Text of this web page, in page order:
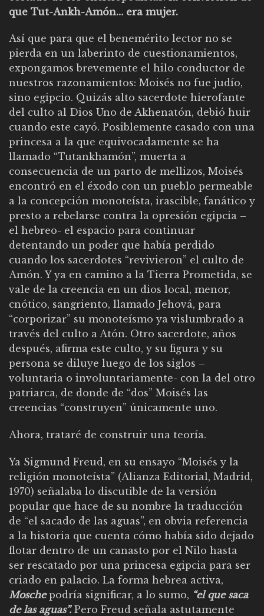
que Tut-Ankh-Amón… era mujer.
Así que para que el benemérito lector no se
pierda en un laberinto de cuestionamientos,
expongamos brevemente el hilo conductor de
nuestros razonamientos: Moisés no fue judío,
sino egipcio. Quizás alto sacerdote hierofante
del culto al Dios Uno de Akhenatón, debió huir
cuando este cayó. Posiblemente casado con una
princesa a la que equivocadamente se ha
llamado “Tutankhamón”, muerta a
consecuencia de un parto de mellizos, Moisés
encontró en el éxodo con un pueblo permeable
a la concepción monoteísta, irascible, fanático y
presto a rebelarse contra la opresión egipcia –
el hebreo- el espacio para continuar
detentando un poder que había perdido
cuando los sacerdotes “revivieron” el culto de
Amón. Y ya en camino a la Tierra Prometida, se
vale de la creencia en un dios local, menor,
cnótico, sangriento, llamado Jehová, para
“corporizar” su monoteísmo ya vislumbrado a
través del culto a Atón. Otro sacerdote, años
después, afirma este culto, y su figura y su
persona se diluye luego de los siglos –
voluntaria o involuntariamente- con la del otro
patriarca, de donde de “dos” Moisés las
creencias “construyen” únicamente uno.
Ahora, trataré de construir una teoría.
Ya Sigmund Freud, en su ensayo “Moisés y la
religión monoteísta” (Alianza Editorial, Madrid,
1970) señalaba lo discutible de la versión
popular que hace de su nombre la traducción
de “el sacado de las aguas”, en obvia referencia
a la historia que cuenta cómo había sido dejado
flotar dentro de un canasto por el Nilo hasta
ser rescatado por una princesa egipcia para ser
criado en palacio. La forma hebrea activa,
Moschepodría significar, a lo sumo, “el que saca
de las aguas”.Pero Freud señala astutamente